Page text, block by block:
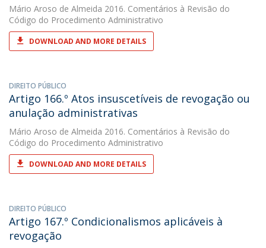
Mário Aroso de Almeida 2016. Comentários à Revisão do
Código do Procedimento Administrativo
DOWNLOAD AND MORE DETAILS
DIREITO PÚBLICO
Artigo 166.º Atos insuscetíveis de revogação ou
anulação administrativas
Mário Aroso de Almeida 2016. Comentários à Revisão do
Código do Procedimento Administrativo
DOWNLOAD AND MORE DETAILS
DIREITO PÚBLICO
Artigo 167.º Condicionalismos aplicáveis à
revogação